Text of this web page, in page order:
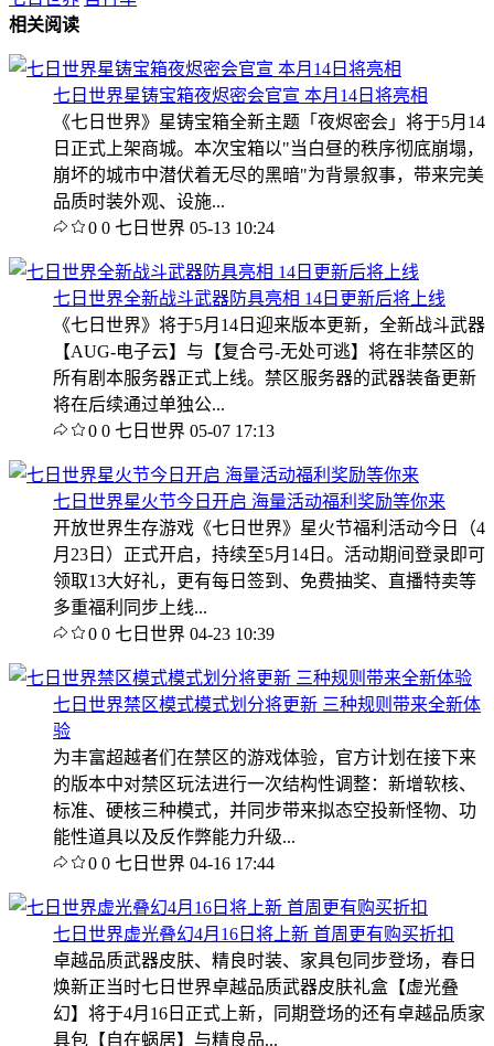
相关阅读
七日世界星铸宝箱夜烬密会官宣 本月14日将亮相
《七日世界》星铸宝箱全新主题「夜烬密会」将于5月14
日正式上架商城。本次宝箱以"当白昼的秩序彻底崩塌，
崩坏的城市中潜伏着无尽的黑暗"为背景叙事，带来完美
品质时装外观、设施...
0 0 七日世界 05-13 10:24
七日世界全新战斗武器防具亮相 14日更新后将上线
《七日世界》将于5月14日迎来版本更新，全新战斗武器
【AUG-电子云】与【复合弓-无处可逃】将在非禁区的
所有剧本服务器正式上线。禁区服务器的武器装备更新
将在后续通过单独公...
0 0 七日世界 05-07 17:13
七日世界星火节今日开启 海量活动福利奖励等你来
开放世界生存游戏《七日世界》星火节福利活动今日（4
月23日）正式开启，持续至5月14日。活动期间登录即可
领取13大好礼，更有每日签到、免费抽奖、直播特卖等
多重福利同步上线...
0 0 七日世界 04-23 10:39
七日世界禁区模式模式划分将更新 三种规则带来全新体
验
为丰富超越者们在禁区的游戏体验，官方计划在接下来
的版本中对禁区玩法进行一次结构性调整：新增软核、
标准、硬核三种模式，并同步带来拟态空投新怪物、功
能性道具以及反作弊能力升级...
0 0 七日世界 04-16 17:44
七日世界虚光叠幻4月16日将上新 首周更有购买折扣
卓越品质武器皮肤、精良时装、家具包同步登场，春日
焕新正当时七日世界卓越品质武器皮肤礼盒【虚光叠
幻】将于4月16日正式上新，同期登场的还有卓越品质家
具包【自在蜗居】与精良品...